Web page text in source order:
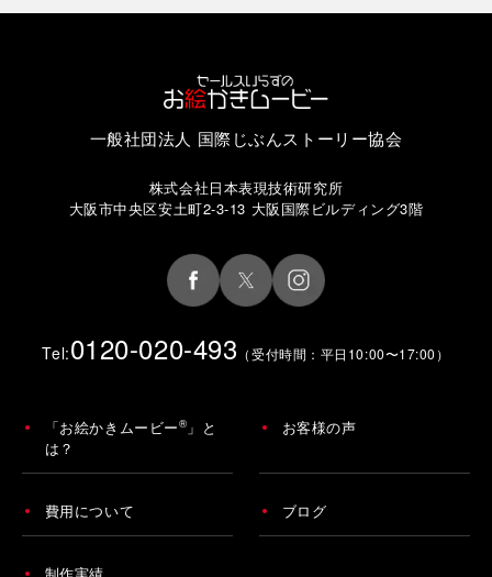
一般社団法人 国際じぶんストーリー協会
株式会社日本表現技術研究所
大阪市中央区安土町2-3-13 大阪国際ビルディング3階
Tel:0120-020-493 （受付時間：平日10:00〜17:00）
「お絵かきムービー® 」と
は？
お客様の声
費用について ブログ